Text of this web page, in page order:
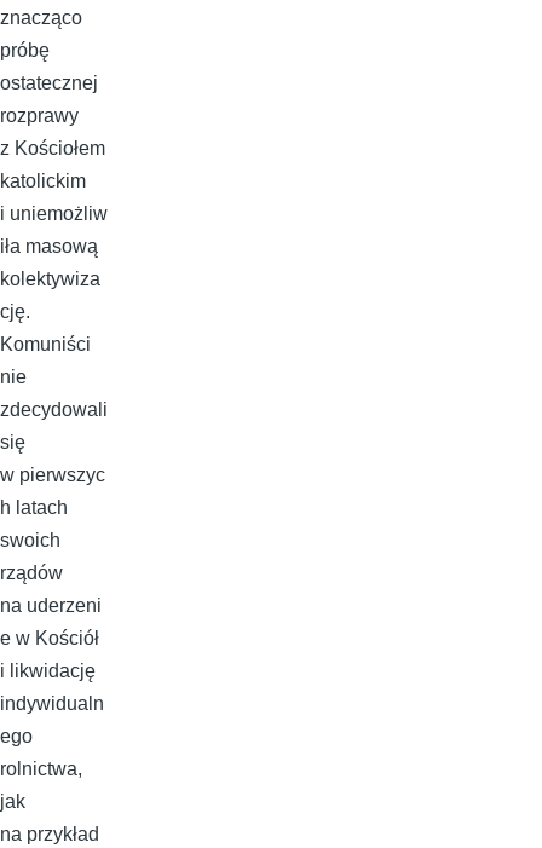
znacząco
próbę
ostatecznej
rozprawy
z Kościołem
katolickim
i uniemożliw
iła masową
kolektywiza
cję.
Komuniści
nie
zdecydowali
się
w pierwszyc
h latach
swoich
rządów
na uderzeni
e w Kościół
i likwidację
indywidualn
ego
rolnictwa,
jak
na przykład